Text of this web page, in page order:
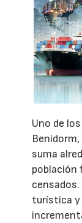
Uno de
suma
población
censados.
turística y